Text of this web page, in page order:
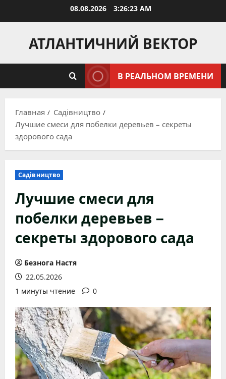
08.08.2026 3:26:25 AM
АТЛАНТИЧНИЙ ВЕКТОР
В РЕАЛЬНОМ ВРЕМЕНИ
Главная
Садівництво
Лучшие смеси для побелки деревьев – секреты
здорового сада
Садівництво
Лучшие смеси для
побелки деревьев –
секреты здорового сада
Безнога Настя
22.05.2026
1 минуты чтение
0